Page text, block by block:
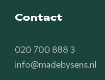
Contact
020 700 888 3
info@madebysens.nl